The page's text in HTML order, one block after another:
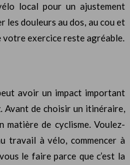
local pour un ajustement
les douleurs au dos, au cou et
votre exercice reste agréable.
avoir un impact important
Avant de choisir un itinéraire,
de cyclisme. Voulez-
travail à vélo, commencer à
le faire parce que c’est la